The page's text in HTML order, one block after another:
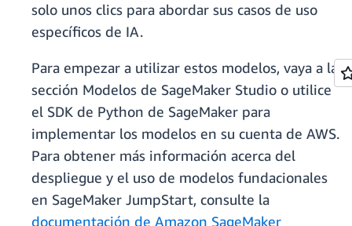
solo unos clics para abordar sus casos de uso
específicos de IA.
Para empezar a utilizar estos modelos, vaya a la
sección Modelos de SageMaker Studio o utilice
el SDK de Python de SageMaker para
implementar los modelos en su cuenta de AWS.
Para obtener más información acerca del
despliegue y el uso de modelos fundacionales
en SageMaker JumpStart, consulte la
documentación de Amazon SageMaker